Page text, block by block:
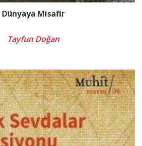
Dünyaya Misafir
Tayfun Doğan